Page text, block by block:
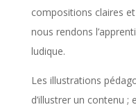
compositions claires
nous rendons
ludique.
Les illustrations
d’illustrer un contenu ;